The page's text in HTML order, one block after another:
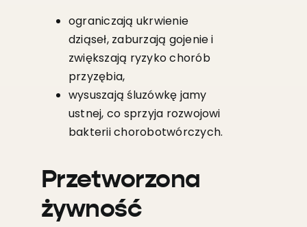
ograniczają ukrwienie
dziąseł, zaburzają gojenie i
zwiększają ryzyko chorób
przyzębia,
wysuszają śluzówkę jamy
ustnej, co sprzyja rozwojowi
bakterii chorobotwórczych.
Przetworzona
żywność